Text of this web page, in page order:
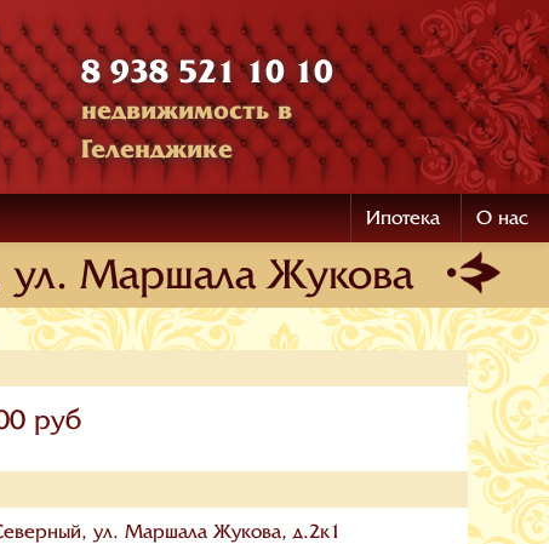
8 938 521 10 10
недвижимость в
Геленджике
О нас
Ипотека
ул. Маршала Жукова
руб
ул. Маршала Жукова, д.2к1